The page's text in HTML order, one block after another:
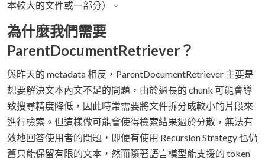
本較大的文件或一部分）。
為什麼我們需要
ParentDocumentRetriever？
與昨天的 metadata 相反，ParentDocumentRetriever 主要是
想要解決文本內文不足的問題，由於過長的 chunk 可能會導
致搜尋精度降低，因此時常需要將文件拆分成較小的片段來
進行檢索。但這樣做可能會使得檢索結果過於分散，無法有
效地回答使用者的問題，即便有使用 Recursion Strategy 也仍
舊只能保留有限的文本，然而隨著語言模型能支援的 token